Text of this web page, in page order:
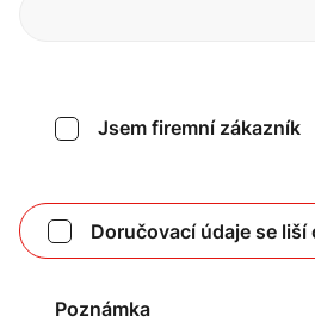
Jsem firemní zákazník
Doručovací údaje se
Poznámka